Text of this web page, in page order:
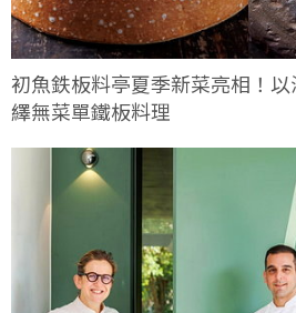
初魚鉄板料亭夏季新菜亮相！
繹無菜單鐵板料理